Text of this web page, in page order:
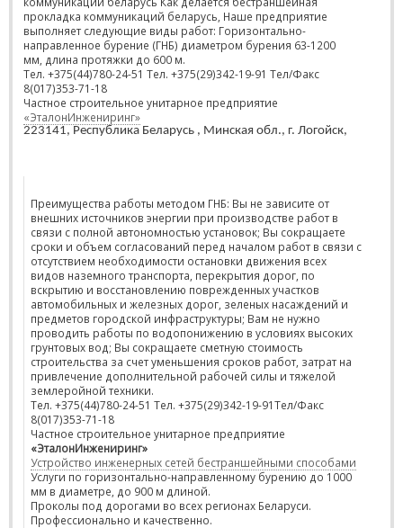
прокладка коммуникаций беларусь, Наше предприятие
выполняет следующие виды работ: Горизонтально-
направленное бурение (ГНБ) диаметром бурения 63-1200
мм, длина протяжки до 600 м.
Тел. +375(44)780-24-51 Тел. +375(29)342-19-91 Тел/Факс
8(017)353-71-18
Частное строительное унитарное предприятие
«ЭталонИнжениринг»
223141, Республика Беларусь , Минская обл., г. Логойск,
Преимущества работы методом ГНБ: Вы не зависите от
внешних источников энергии при производстве работ в
связи с полной автономностью установок; Вы сокращаете
сроки и объем согласований перед началом работ в связи с
отсутствием необходимости остановки движения всех
видов наземного транспорта, перекрытия дорог, по
вскрытию и восстановлению поврежденных участков
автомобильных и железных дорог, зеленых насаждений и
предметов городской инфраструктуры; Вам не нужно
проводить работы по водопонижению в условиях высоких
грунтовых вод; Вы сокращаете сметную стоимость
строительства за счет уменьшения сроков работ, затрат на
привлечение дополнительной рабочей силы и тяжелой
землеройной техники.
Тел. +375(44)780-24-51 Тел. +375(29)342-19-91Тел/Факс
8(017)353-71-18
Частное строительное унитарное предприятие
«ЭталонИнжениринг»
Устройство инженерных сетей бестраншейными способами
Услуги по горизонтально-направленному бурению до 1000
мм в диаметре, до 900 м длиной.
Проколы под дорогами во всех регионах Беларуси.
Профессионально и качественно.